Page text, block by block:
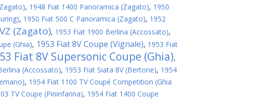
, 1948 Fiat 1400 Panoramica (Zagato), 1950
, 1950 Fiat 500 C Panoramica (Zagato), 1952
(Zagato), 1953 Fiat 1900 Berlina (Accossato),
(Ghia), 1953 Fiat 8V Coupe (Vignale), 1953 Fiat
Fiat 8V Supersonic Coupe (Ghia),
(Accossato), 1953 Fiat Siata 8V (Bertone), 1954
, 1954 Fiat 1100 TV Coupé Competition (Ghia
TV Coupe (Pininfarina), 1954 Fiat 1400 Coupe